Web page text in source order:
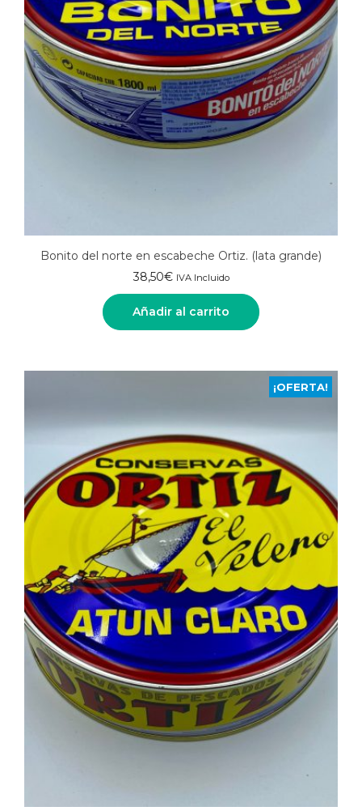
Bonito del norte en escabeche Ortiz. (lata grande)
38,50€ IVA Incluido
Añadir al carrito
¡OFERTA!